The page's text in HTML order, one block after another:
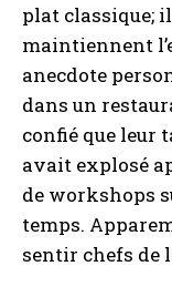
plat classique;
maintiennent
anecdote
dans un
confié que leur
avait explosé
de workshops
temps.
sentir chefs de